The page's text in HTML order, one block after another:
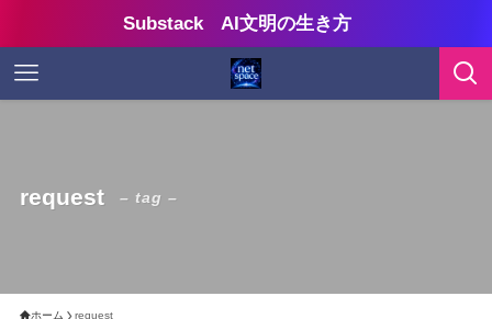
Substack AI文明の生き方
request – tag –
ホーム request